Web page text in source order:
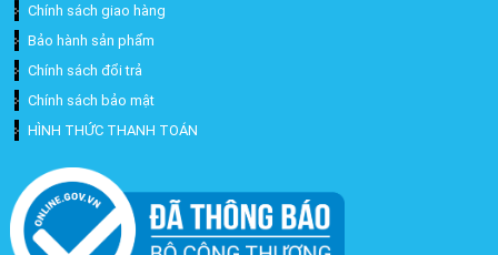
Chính sách giao hàng
Bảo hành sản phẩm
Chính sách đổi trả
Chính sách bảo mật
HÌNH THỨC THANH TOÁN